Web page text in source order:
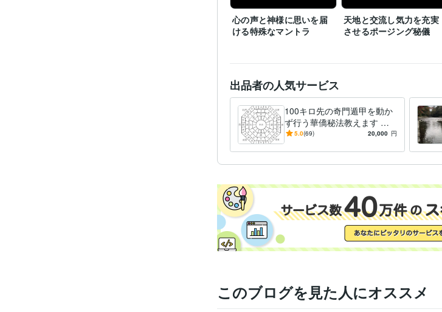
心の声と神様に思いを届
ける特殊なマントラ
天地と交流し気力を充実
させるポージング秘儀
出品者の人気サービス
100キロ先の奇門遁甲を動か
ず行う華僑秘法教えます 直
伝☆遠方へ旅行しなくても方
5.0(69) 20,000 円
このブログを見た人にオススメ